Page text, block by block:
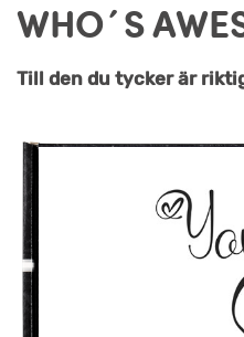
WHO´S
Till den du tycker är